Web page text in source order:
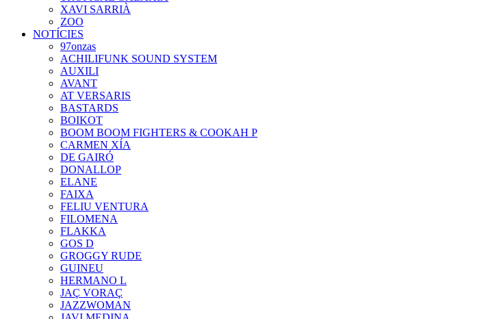
XAVI SARRIÀ
ZOO
NOTÍCIES
97onzas
ACHILIFUNK SOUND SYSTEM
AUXILI
AVANT
AT VERSARIS
BASTARDS
BOIKOT
BOOM BOOM FIGHTERS & COOKAH P
CARMEN XÍA
DE GAIRÓ
DONALLOP
ELANE
FAIXA
FELIU VENTURA
FILOMENA
FLAKKA
GOS D
GROGGY RUDE
GUINEU
HERMANO L
JAÇ VORAÇ
JAZZWOMAN